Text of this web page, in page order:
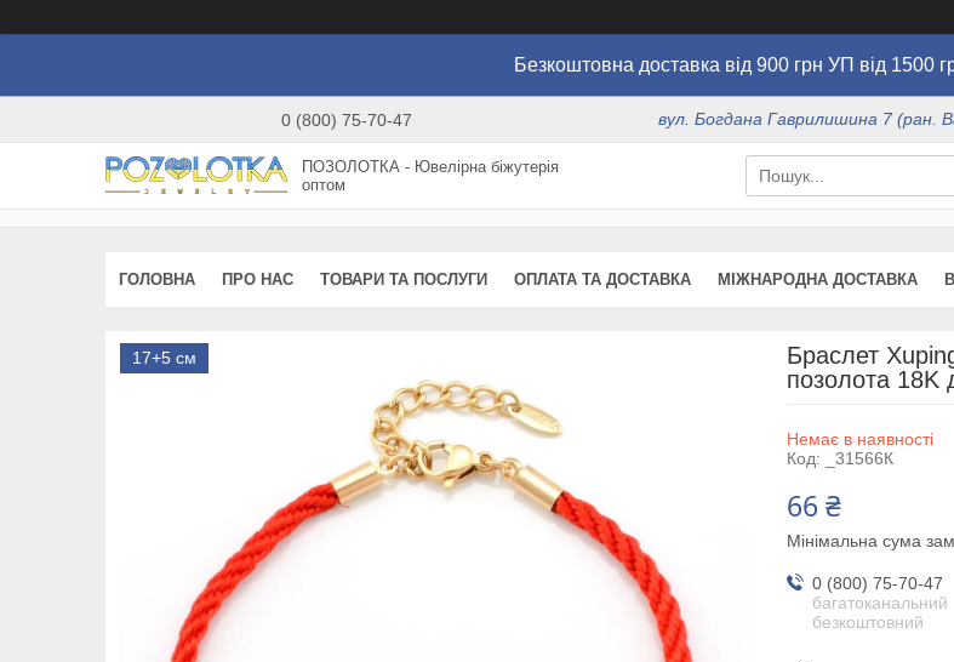
Безкоштовна доставка від 900 грн УП від 1500
0 (800) 75-70-47 вул. Богдана Гаврилишина 7 (ран.
ПОЗОЛОТКА - Ювелірна біжутерія
оптом
ГОЛОВНА ПРО НАС ТОВАРИ ТА ПОСЛУГИ ОПЛАТА ТА ДОСТАВКА МІЖНАРОДНА ДОСТАВКА
17+5 см
Браслет
позолота 18K
Немає в наявності
Код:
_31566К
66 ₴
Мінімальна сума
0 (800) 75-70-47
багатоканальний
безкоштовний